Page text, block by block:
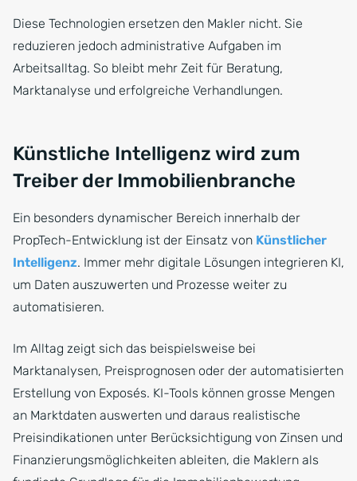
Diese Technologien ersetzen den Makler nicht. Sie
reduzieren jedoch administrative Aufgaben im
Arbeitsalltag. So bleibt mehr Zeit für Beratung,
Marktanalyse und erfolgreiche Verhandlungen.
Künstliche Intelligenz wird zum
Treiber der Immobilienbranche
Ein besonders dynamischer Bereich innerhalb der
PropTech-Entwicklung ist der Einsatz von Künstlicher
Intelligenz. Immer mehr digitale Lösungen integrieren KI,
um Daten auszuwerten und Prozesse weiter zu
automatisieren.
Im Alltag zeigt sich das beispielsweise bei
Marktanalysen, Preisprognosen oder der automatisierten
Erstellung von Exposés. KI-Tools können grosse Mengen
an Marktdaten auswerten und daraus realistische
Preisindikationen unter Berücksichtigung von Zinsen und
Finanzierungsmöglichkeiten ableiten, die Maklern als